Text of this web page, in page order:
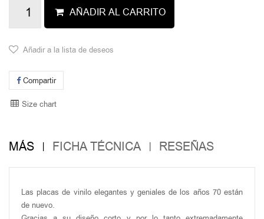
AÑADIR AL CARRITO
Añadir a la lista de deseos
Compartir
Size chart
MÁS FICHA TÉCNICA RESEÑAS
Las placas de vinilo elegantes y geniales de los años 70 están
de nuevo.